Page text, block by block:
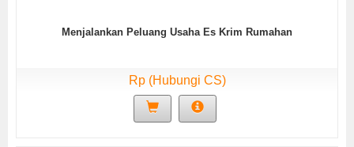
Menjalankan Peluang Usaha Es Krim Rumahan
Rp (Hubungi CS)